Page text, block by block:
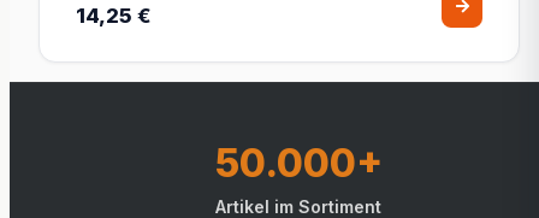
14,25 €
50.000+
Artikel im Sortiment